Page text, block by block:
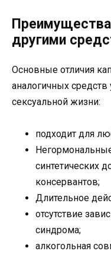
другими
Основные отличия
аналогичных
сексуальной жизни:
подходит для
синтетических
консервантов;
Длительное
отсутствие
синдрома;
алкогольная